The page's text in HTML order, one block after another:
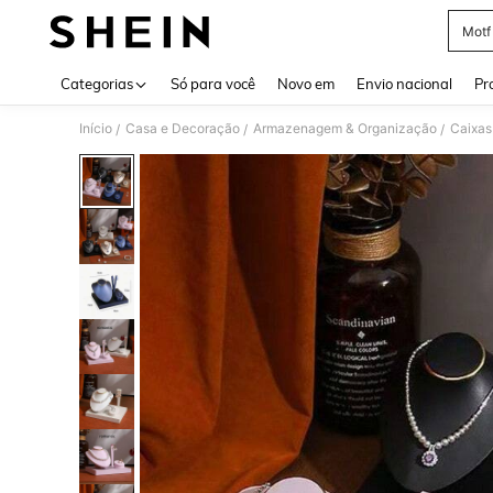
Motf
Categorias Só para você Novo em Envio nacional
Início / Casa e Decoração / Armazenagem & Organização /